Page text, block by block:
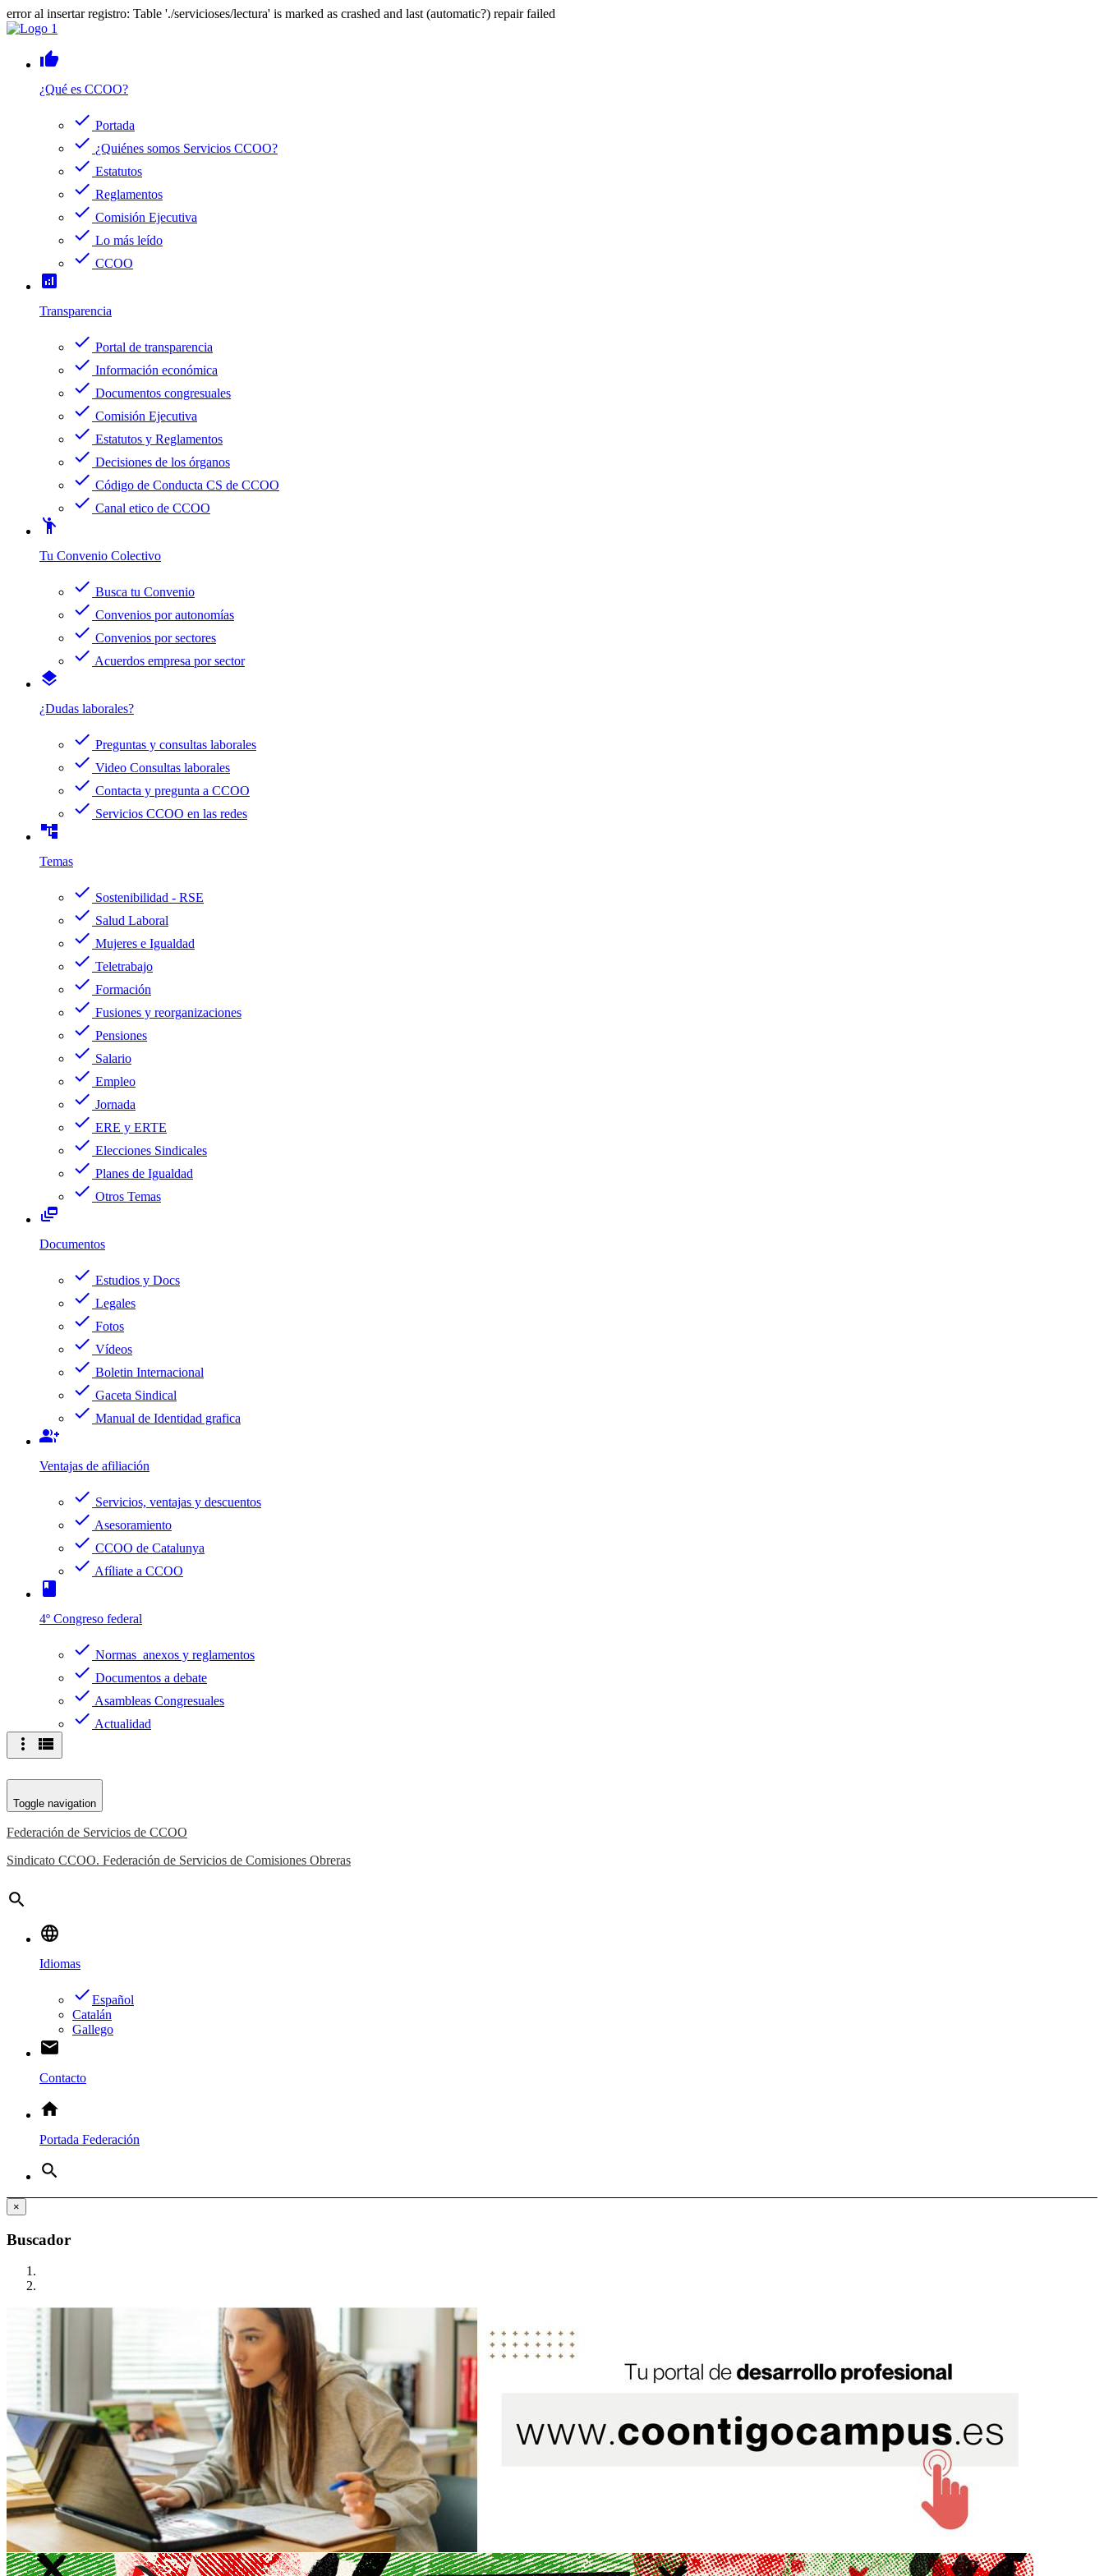
error al insertar registro: Table './servicioses/lectura' is marked as crashed and last (automatic?) repair failed
thumb_up
¿Qué es CCOO?
check Portada
check ¿Quiénes somos Servicios CCOO?
check Estatutos
check Reglamentos
check Comisión Ejecutiva
check Lo más leído
check CCOO
analytics
Transparencia
check Portal de transparencia
check Información económica
check Documentos congresuales
check Comisión Ejecutiva
check Estatutos y Reglamentos
check Decisiones de los órganos
check Código de Conducta CS de CCOO
check Canal etico de CCOO
emoji_people
Tu Convenio Colectivo
check Busca tu Convenio
check Convenios por autonomías
check Convenios por sectores
check Acuerdos empresa por sector
layers
¿Dudas laborales?
check Preguntas y consultas laborales
check Video Consultas laborales
check Contacta y pregunta a CCOO
check Servicios CCOO en las redes
account_tree
Temas
check Sostenibilidad - RSE
check Salud Laboral
check Mujeres e Igualdad
check Teletrabajo
check Formación
check Fusiones y reorganizaciones
check Pensiones
check Salario
check Empleo
check Jornada
check ERE y ERTE
check Elecciones Sindicales
check Planes de Igualdad
check Otros Temas
dynamic_feed
Documentos
check Estudios y Docs
check Legales
check Fotos
check Vídeos
check Boletin Internacional
check Gaceta Sindical
check Manual de Identidad grafica
group_add
Ventajas de afiliación
check Servicios, ventajas y descuentos
check Asesoramiento
check CCOO de Catalunya
check Afíliate a CCOO
book
4º Congreso federal
check Normas anexos y reglamentos
check Documentos a debate
check Asambleas Congresuales
check Actualidad
more_vert view_list
Toggle navigation
Federación de Servicios de CCOO
Sindicato CCOO. Federación de Servicios de Comisiones Obreras
search
language
Idiomas
doneEspañol
Catalán
Gallego
email
Contacto
home
Portada Federación
search
×
Buscador